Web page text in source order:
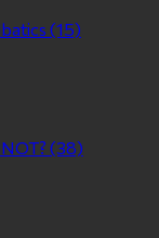
(15)
(38)